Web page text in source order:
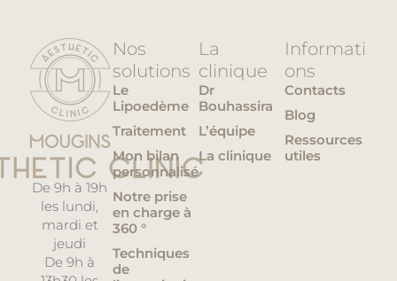
De 9h à 19h
les lundi,
mardi et
jeudi
De 9h à
Nos
solutions
Le
Lipoedème
Traitement
Mon bilan
personnalisé
Notre prise
en charge à
360 °
Techniques
de
La
clinique
Dr
Bouhassira
L’équipe
La clinique
Informati
ons
Contacts
Blog
Ressources
utiles